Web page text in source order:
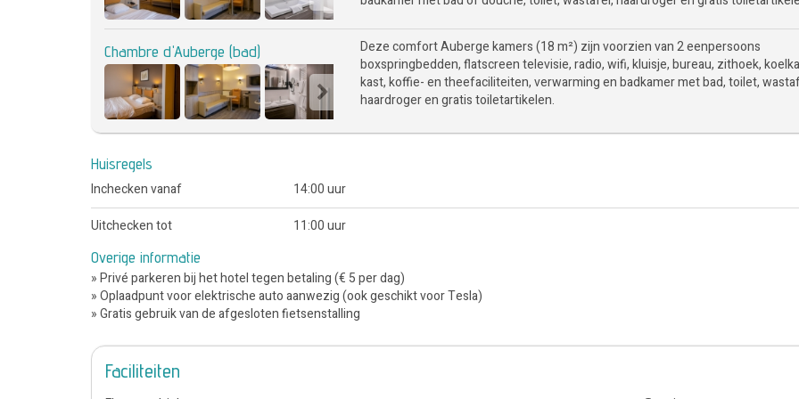
Chambre d'Auberge (bad)
Deze comfort Auberge kamers (18 m²) zijn voorzien van 2 eenpersoons
boxspringbedden, flatscreen televisie, radio, wifi, kluisje, bureau, zithoek,
kast, koffie- en theefaciliteiten, verwarming en badkamer met bad, toilet,
haardroger en gratis toiletartikelen.
Huisregels
Inchecken vanaf
14:00 uur
Uitchecken tot
11:00 uur
Overige informatie
» Privé parkeren bij het hotel tegen betaling (€ 5 per dag)
» Oplaadpunt voor elektrische auto aanwezig (ook geschikt voor Tesla)
» Gratis gebruik van de afgesloten fietsenstalling
Faciliteiten